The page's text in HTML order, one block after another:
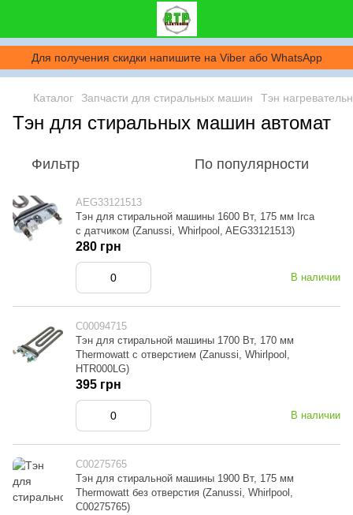
Для получения скидки напишите на Viber або WhatsApp
Каталог Запчасти для стиральных машин Тэн
Тэн для стиральных машин автомат
Фильтр По популярности
AEG33121513
Тэн для стиральной машины 1600 Вт, 175 мм Irca
с датчиком (Zanussi, Whirlpool, AEG33121513)
В наличии
280 грн
C00094715
Тэн для стиральной машины 1700 Вт, 170 мм
Thermowatt с отверстием (Zanussi, Whirlpool,
HTR000LG)
В наличии
395 грн
C00275765
Тэн для стиральной машины 1900 Вт, 175 мм
Thermowatt без отверстия (Zanussi, Whirlpool,
C00275765)